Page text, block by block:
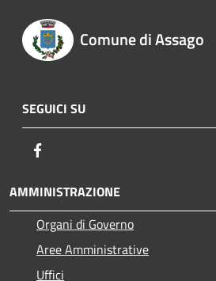
Comune di Assago
SEGUICI SU
AMMINISTRAZIONE
Organi di Governo
Aree Amministrative
Uffici